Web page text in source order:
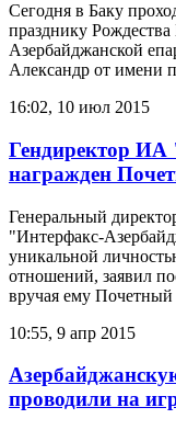
Сегодня в Баку
празднику
Азербайджанской
Александр от имени
16:02, 10 июл 2015
Гендиректор
награжден
Генеральный
"Интерфакс-
уникальной
отношений, заявил
вручая ему Почетный
10:55, 9 апр 2015
проводили на